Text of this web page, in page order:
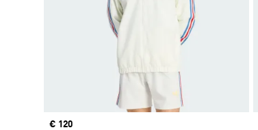
Price
€ 120